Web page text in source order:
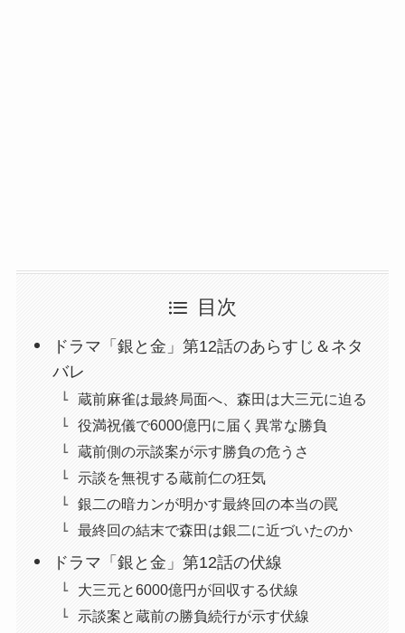
目次
ドラマ「銀と金」第12話のあらすじ＆ネタ
バレ
蔵前麻雀は最終局面へ、森田は大三元に迫る
役満祝儀で6000億円に届く異常な勝負
蔵前側の示談案が示す勝負の危うさ
示談を無視する蔵前仁の狂気
銀二の暗カンが明かす最終回の本当の罠
最終回の結末で森田は銀二に近づいたのか
ドラマ「銀と金」第12話の伏線
大三元と6000億円が回収する伏線
示談案と蔵前の勝負続行が示す伏線